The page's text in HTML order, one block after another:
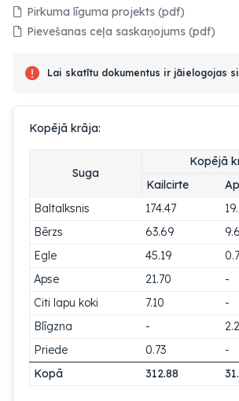
Pirkuma līguma projekts (pdf)
Pievešanas ceļa saskaņojums (pdf)
Lai skatītu dokumentus ir jāielogojas
Kopējā krāja:
Suga
Kopējā
Kailcirte
Baltalksnis
174.47
Bērzs
63.69
Egle
45.19
Apse
21.70
-
Citi lapu koki
7.10
-
Blīgzna
-
Priede
0.73
-
Kopā
312.88